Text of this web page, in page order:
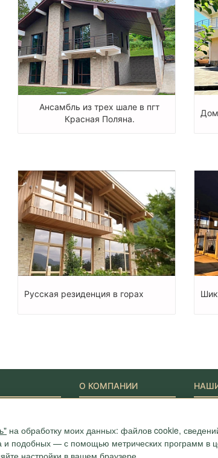
Ансамбль из трех шале в пгт
Красная Поляна.
Русская резиденция в горах
на обработку моих данных: файлов cookie,
и подобных — с помощью метрических программ в
настройки в вашем браузере.
О КОМПАНИИ
ONYX-VIP
Награды и сертификаты